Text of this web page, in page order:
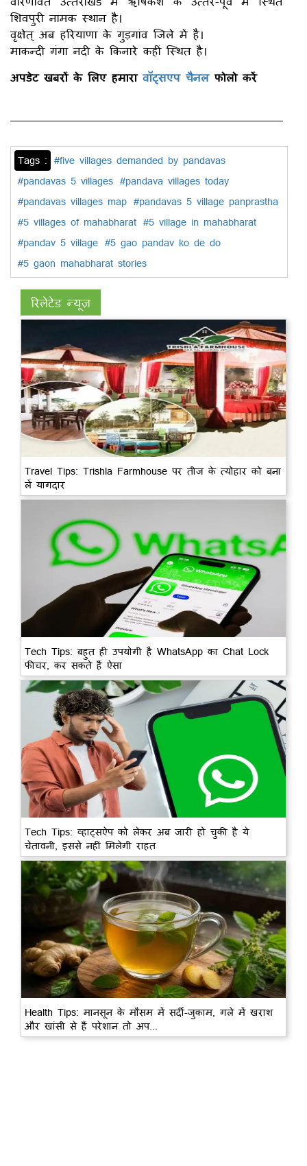
शिवपुरी नामक स्थान है।
वृक्षेत् अब हरियाणा के गुड़गांव जिले में है।
माकन्दी गंगा नदी के किनारे कहीं स्थित है।
अपडेट खबरों के लिए हमारा वॉट्सएप चैनल फोलो करें
Tags : #five villages demanded by pandavas
#pandavas 5 villages #pandava villages today
#pandavas villages map #pandavas 5 village panprastha
#5 villages of mahabharat #5 village in mahabharat
#pandav 5 village #5 gao pandav ko de do
#5 gaon mahabharat stories
रिलेटेड न्यूज़
Travel Tips: Trishla Farmhouse पर तीज के त्योहार को बना
लें यागदार
Tech Tips: बहुत ही उपयोगी है WhatsApp का Chat Lock
फीचर, कर सकते हैं ऐसा
Tech Tips: व्हाट्सऐप को लेकर अब जारी हो चुकी है ये
चेतावनी, इससे नहीं मिलेगी राहत
Health Tips: मानसून के मौसम में सर्दी-जुकाम, गले में खराश
और खांसी से हैं परेशान तो अप...